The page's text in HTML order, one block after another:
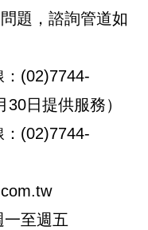
題，諮詢管道如
(02)7744-
日提供服務）
(02)7744-
至週五